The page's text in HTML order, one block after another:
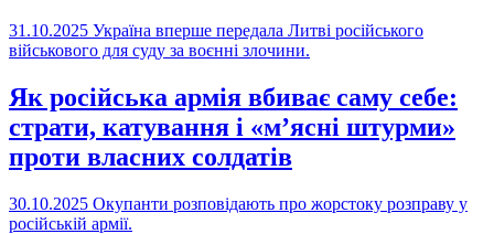
31.10.2025 Україна вперше передала Литві російського
військового для суду за воєнні злочини.
Як російська армія вбиває саму себе:
страти, катування і «м’ясні штурми»
проти власних солдатів
30.10.2025 Окупанти розповідають про жорстоку розправу у
російській армії.